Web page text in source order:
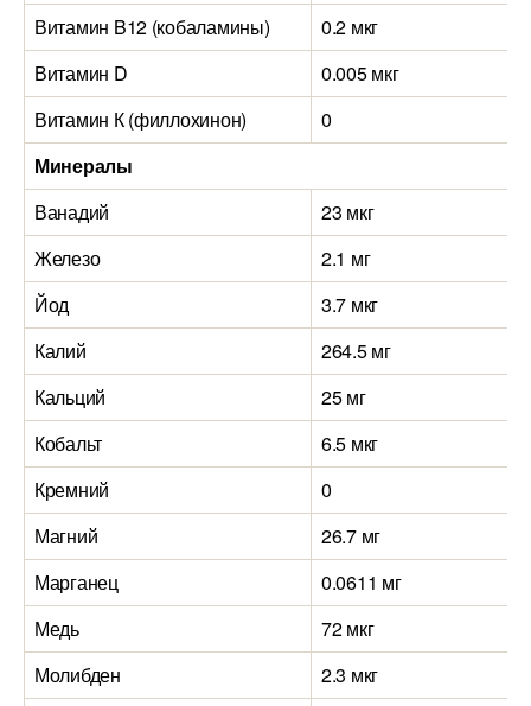
Витамин B12 (кобаламины)
0.2 мкг
Витамин D
0.005 мкг
Витамин К (филлохинон)
0
Минералы
Ванадий
23 мкг
Железо
2.1 мг
Йод
3.7 мкг
Калий
264.5 мг
Кальций
25 мг
Кобальт
6.5 мкг
Кремний
0
Магний
26.7 мг
Марганец
0.0611 мг
Медь
72 мкг
Молибден
2.3 мкг